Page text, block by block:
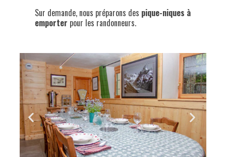
Sur demande, nous préparons des pique-niques à
emporter pour les randonneurs.